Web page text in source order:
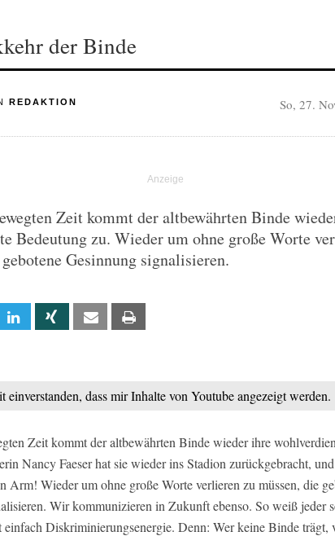
der Binde
REDAKTION So, 27.
Zeit kommt der altbewährten Binde
Bedeutung zu. Wieder um ohne große Worte
Gesinnung signalisieren.
Linkedin Xing Email
einverstanden, dass mir Inhalte von Youtube angezeigt werden.
Zeit kommt der altbewährten Binde wieder ihre
Nancy Faeser hat sie wieder ins Stadion zurückgebracht,
Arm! Wieder um ohne große Worte verlieren zu müssen, die
Wir kommunizieren in Zukunft ebenso. So weiß jeder
einfach Diskriminierungsenergie. Denn: Wer keine Binde trägt,